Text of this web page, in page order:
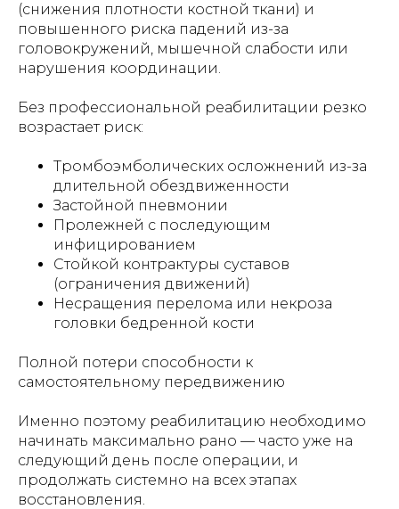
(снижения плотности костной ткани) и
повышенного риска падений из-за
головокружений, мышечной слабости или
нарушения координации.
Без профессиональной реабилитации резко
возрастает риск:
Тромбоэмболических осложнений из-за
длительной обездвиженности
Застойной пневмонии
Пролежней с последующим
инфицированием
Стойкой контрактуры суставов
(ограничения движений)
Несращения перелома или некроза
головки бедренной кости
Полной потери способности к
самостоятельному передвижению
Именно поэтому реабилитацию необходимо
начинать максимально рано — часто уже на
следующий день после операции, и
продолжать системно на всех этапах
восстановления.